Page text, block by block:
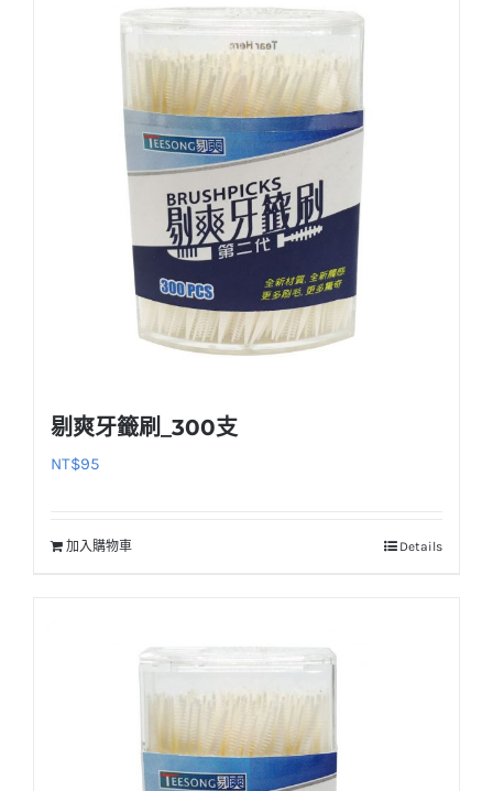
剔爽牙籤刷_300支
NT$95
加入購物車 Details